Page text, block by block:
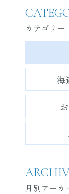
カテゴリー
海
月別アーカ